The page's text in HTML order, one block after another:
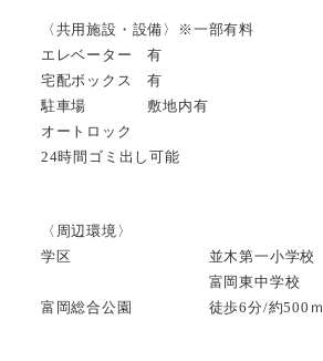
〈共用施設・設備〉※一部有料
エレベーター 有
宅配ボックス 有
駐車場 敷地内有
オートロック
24時間ゴミ出し可能
〈周辺環境〉
学区 並木第一小学校
富岡東中学校
富岡総合公園 徒歩6分/約500ｍ